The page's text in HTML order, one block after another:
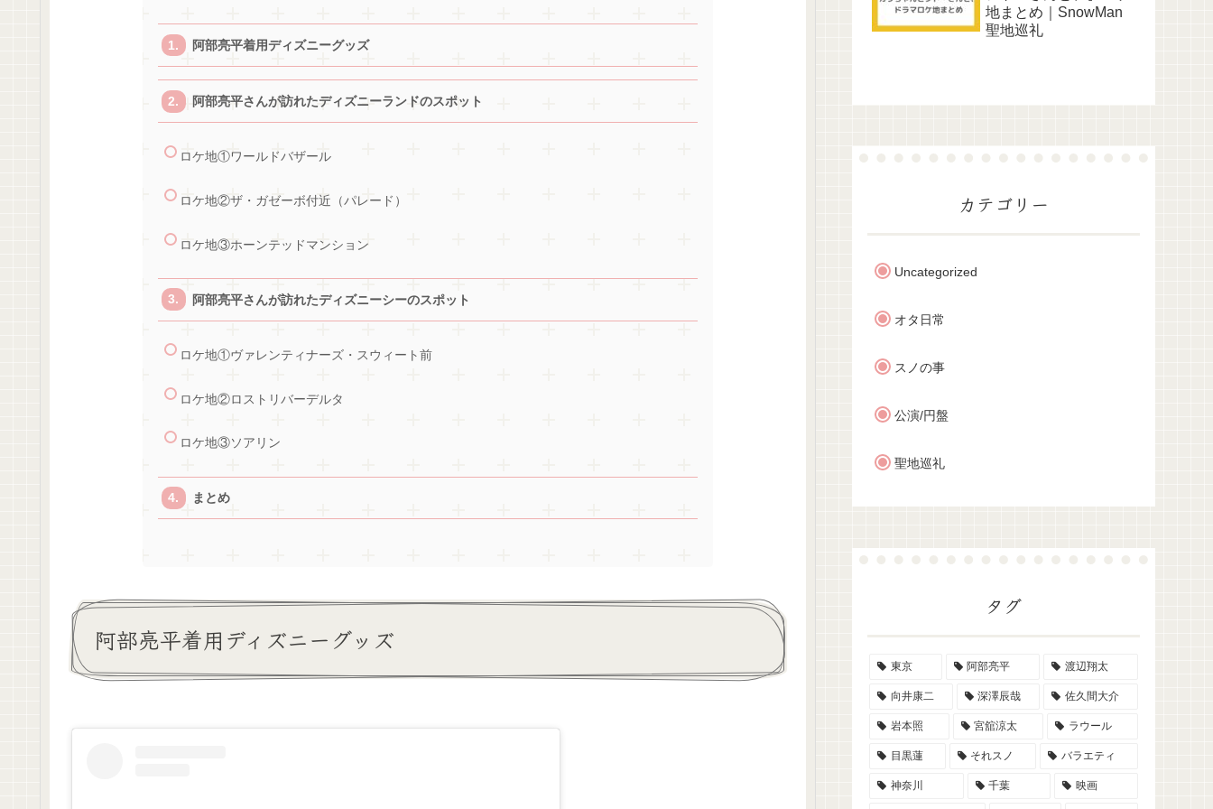
阿部亮平着用ディズニーグッズ
阿部亮平さんが訪れたディズニーランドのスポット
ロケ地①ワールドバザール
ロケ地②ザ・ガゼーボ付近（パレード）
ロケ地③ホーンテッドマンション
阿部亮平さんが訪れたディズニーシーのスポット
ロケ地①ヴァレンティナーズ・スウィート前
ロケ地②ロストリバーデルタ
ロケ地③ソアリン
まとめ
阿部亮平着用ディズニーグッズ
地まとめ｜SnowMan
聖地巡礼
カテゴリー
Uncategorized
オタ日常
スノの事
公演/円盤
聖地巡礼
タグ
東京 阿部亮平 渡辺翔太
向井康二 深澤辰哉 佐久間大介
岩本照 宮舘涼太 ラウール
目黒蓮 それスノ バラエティ
神奈川 千葉 映画